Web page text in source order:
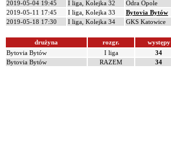
2019-05-04 19:45
I liga, Kolejka 32 Odra Opole
2019-05-11 17:45
I liga, Kolejka 33 Bytovia Bytów
2019-05-18 17:30
I liga, Kolejka 34 GKS Katowice
drużyna rozgr. występy
Bytovia Bytów
I liga 34
Bytovia Bytów
RAZEM 34